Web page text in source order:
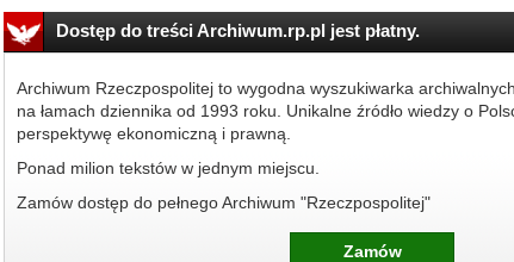
Dostęp do treści Archiwum.rp.pl jest płatny.
Archiwum Rzeczpospolitej to wygodna wyszukiwarka
na łamach dziennika od 1993 roku. Unikalne źródło wiedzy o
perspektywę ekonomiczną i prawną.
Ponad milion tekstów w jednym miejscu.
Zamów dostęp do pełnego Archiwum "Rzeczpospolitej"
Zamów